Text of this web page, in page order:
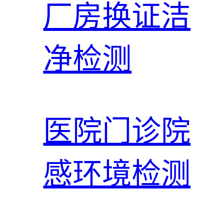
厂房换证洁
净检测
医院门诊院
感环境检测